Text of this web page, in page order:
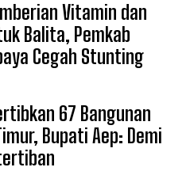
Vitamin dan
Balita, Pemkab
Cegah Stunting
67 Bangunan
Bupati Aep: Demi